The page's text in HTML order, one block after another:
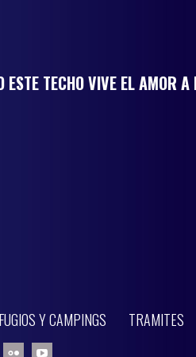
ESTE TECHO VIVE EL AMOR
Y CAMPINGS TRAMITES